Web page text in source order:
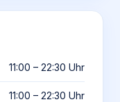
11:00 – 22:30 Uhr
11:00 – 22:30 Uhr